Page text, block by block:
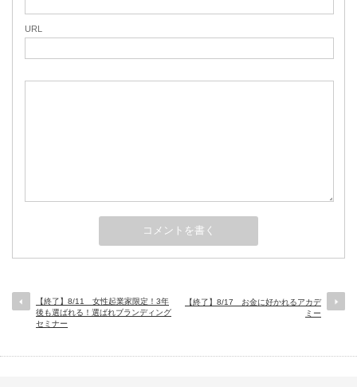
URL
【終了】8/11 女性起業家限定！3年
後も選ばれる！選ばれブランディング
セミナー
【終了】8/17 お金に好かれるアカデ
ミー